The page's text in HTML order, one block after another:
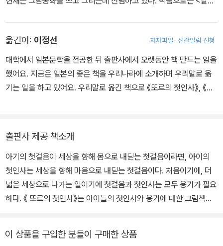
옮긴이: 이정선 저자파일 신간알림 신청
대학에서 일본문학을 전공한 뒤 출판사에서 오랫동안 책 만드는 일을
했어요. 지금은 일본의 좋은 책을 우리나라에 소개하며 우리말로 옮
기는 일을 하고 있어요. 우리말로 옮긴 책으로 《또르의 첫인사》, 《엄
출판사 제공 책소개
아기의 첫걸음이 세상을 향해 몸으로 내딛는 첫걸음이라면, 아이의
첫인사는 세상을 향해 마음으로 내딛는 첫걸음이다. 처음이기에, 더
넓은 세상으로 나가는 일이기에 첫걸음과 첫인사는 모두 용기가 필요
하다. 《 또르의 첫인사》는 아이들의 첫인사와 용기에 대한 그림책이
자는 이러한 고슴도치의 습성을 활용하여 깜찍한 그림책을 만들어냈
이 상품을 구입한 분들이 구매한 상품